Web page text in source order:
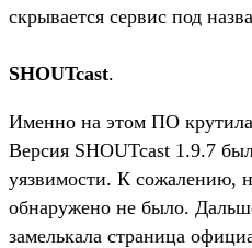
скрывается сервис под
SHOUTcast.
Именно на этом ПО
Версия SHOUTcast 1.9.7
уязвимости. К сожалению,
обнаружено не было.
замелькала страница